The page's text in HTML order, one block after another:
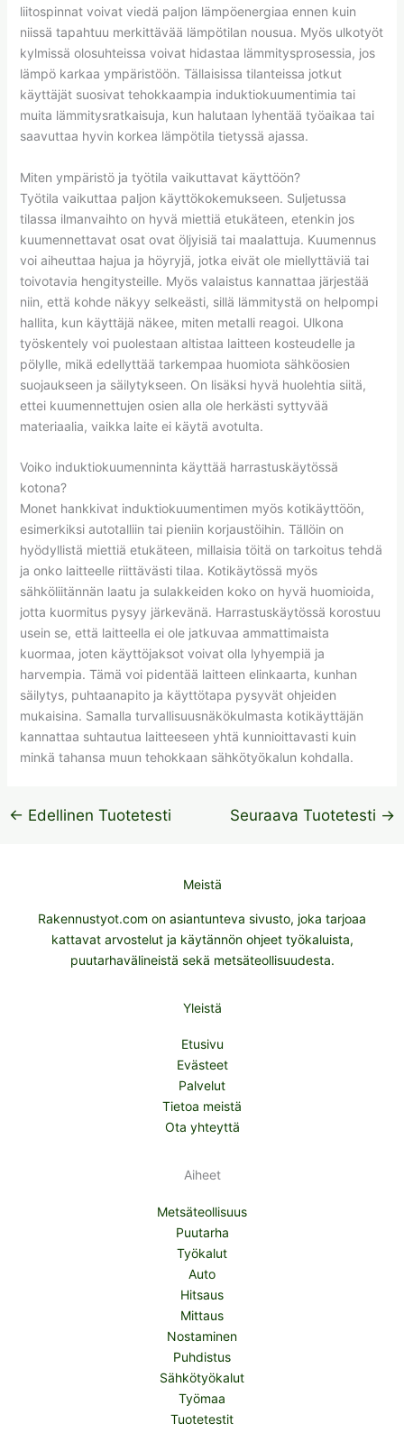
liitospinnat voivat viedä paljon lämpöenergiaa ennen kuin
niissä tapahtuu merkittävää lämpötilan nousua. Myös ulkotyöt
kylmissä olosuhteissa voivat hidastaa lämmitysprosessia, jos
lämpö karkaa ympäristöön. Tällaisissa tilanteissa jotkut
käyttäjät suosivat tehokkaampia induktiokuumentimia tai
muita lämmitysratkaisuja, kun halutaan lyhentää työaikaa tai
saavuttaa hyvin korkea lämpötila tietyssä ajassa.
Miten ympäristö ja työtila vaikuttavat käyttöön?
Työtila vaikuttaa paljon käyttökokemukseen. Suljetussa
tilassa ilmanvaihto on hyvä miettiä etukäteen, etenkin jos
kuumennettavat osat ovat öljyisiä tai maalattuja. Kuumennus
voi aiheuttaa hajua ja höyryjä, jotka eivät ole miellyttäviä tai
toivotavia hengitysteille. Myös valaistus kannattaa järjestää
niin, että kohde näkyy selkeästi, sillä lämmitystä on helpompi
hallita, kun käyttäjä näkee, miten metalli reagoi. Ulkona
työskentely voi puolestaan altistaa laitteen kosteudelle ja
pölylle, mikä edellyttää tarkempaa huomiota sähköosien
suojaukseen ja säilytykseen. On lisäksi hyvä huolehtia siitä,
ettei kuumennettujen osien alla ole herkästi syttyvää
materiaalia, vaikka laite ei käytä avotulta.
Voiko induktiokuumenninta käyttää harrastuskäytössä
kotona?
Monet hankkivat induktiokuumentimen myös kotikäyttöön,
esimerkiksi autotalliin tai pieniin korjaustöihin. Tällöin on
hyödyllistä miettiä etukäteen, millaisia töitä on tarkoitus tehdä
ja onko laitteelle riittävästi tilaa. Kotikäytössä myös
sähköliitännän laatu ja sulakkeiden koko on hyvä huomioida,
jotta kuormitus pysyy järkevänä. Harrastuskäytössä korostuu
usein se, että laitteella ei ole jatkuvaa ammattimaista
kuormaa, joten käyttöjaksot voivat olla lyhyempiä ja
harvempia. Tämä voi pidentää laitteen elinkaarta, kunhan
säilytys, puhtaanapito ja käyttötapa pysyvät ohjeiden
mukaisina. Samalla turvallisuusnäkökulmasta kotikäyttäjän
kannattaa suhtautua laitteeseen yhtä kunnioittavasti kuin
minkä tahansa muun tehokkaan sähkötyökalun kohdalla.
← Edellinen Tuotetesti Seuraava Tuotetesti →
Meistä
Rakennustyot.com on asiantunteva sivusto, joka tarjoaa
kattavat arvostelut ja käytännön ohjeet työkaluista,
puutarhavälineistä sekä metsäteollisuudesta.
Yleistä
Etusivu
Evästeet
Palvelut
Tietoa meistä
Ota yhteyttä
Aiheet
Metsäteollisuus
Puutarha
Työkalut
Auto
Hitsaus
Mittaus
Nostaminen
Puhdistus
Sähkötyökalut
Työmaa
Tuotetestit